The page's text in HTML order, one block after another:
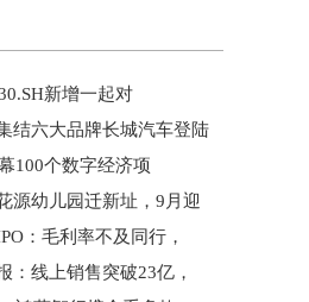
新增一起对
结六大品牌长城汽车登陆
100个数字经济项
源幼儿园迁新址，9月迎
：毛利率不及同行，
：线上销售突破23亿，